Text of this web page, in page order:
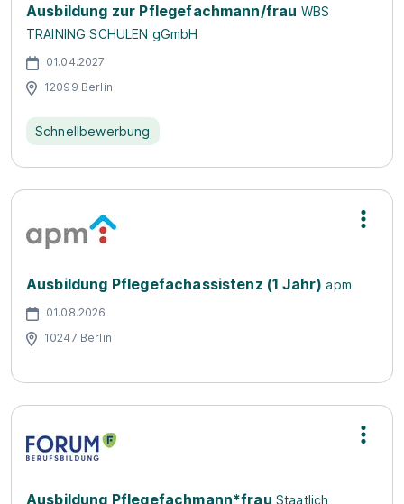
Ausbildung zur Pflegefachmann/frau WBS
TRAINING SCHULEN gGmbH
01.04.2027
12099 Berlin
Schnellbewerbung
Ausbildung Pflegefachassistenz (1 Jahr) apm
01.08.2026
10247 Berlin
Ausbildung Pflegefachmann*frau Staatlich